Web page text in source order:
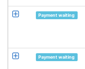
Payment waiting
Payment waiting